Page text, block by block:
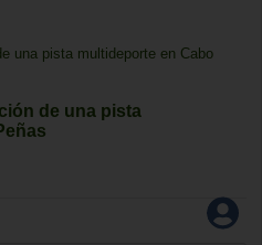
de una pista